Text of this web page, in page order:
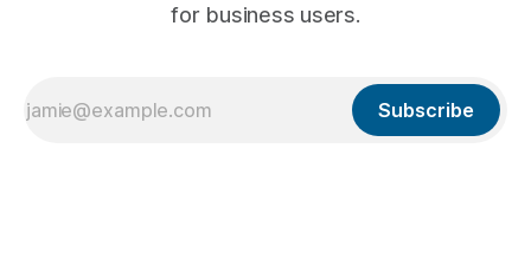
for business users.
Subscribe